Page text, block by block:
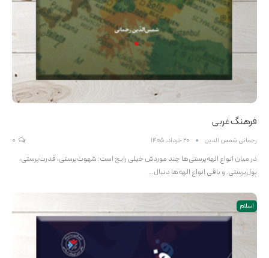
فرهنگ غربی
رحمانی شمس الدین 20 خرداد, 1405
در میان انواع الهه‌پرستی‌ها چند موردش خیلی رایج است: شهوت‌پرستی، قدرت‌پرستی،
پول‌پرستی. و باقی انواع الهه‌ها دنبال…
اسلام